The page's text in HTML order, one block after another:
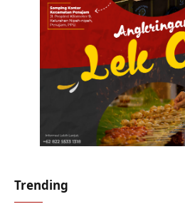
Trending